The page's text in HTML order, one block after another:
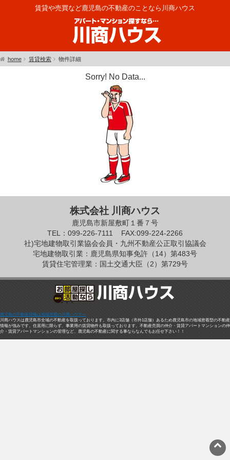
賃貸や売買など鹿児島の不動産のことなら川商ハウス
home 賃貸検索 物件詳細
Sorry! No Data...
株式会社 川商ハウス
鹿児島市新屋敷町１番７号
TEL：099-226-7111
FAX:099-224-2266
社)宅地建物取引業協会会員・九州不動産公正取引協議会
宅地建物取引業：鹿児島県知事免許（14）第483号
賃貸住宅管理業：国土交通大臣（2）第729号
鹿児島の不動産情報は地域密着の川商ハウスへ
川商ハウスは鹿児島市全域の不動産を取扱っております。市内に3店舗（市外1店舗）あるため鹿児島市の地域密着型の不動産
情報が強みです。住居用に限らず、事業用の賃貸物件も取扱っております。不動産売買の仲介・賃貸アパートマンションの仲
介・賃貸アパートマンションの管理など、鹿児島の不動産に関する事ならなんでもお任せ下さい！！